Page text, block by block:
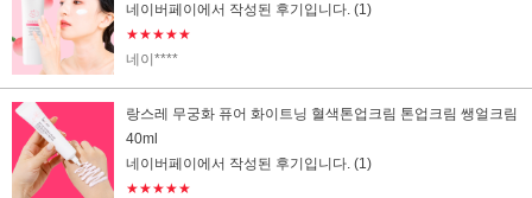
네이버페이에서 작성된 후기입니다. (1)
★★★★★
네이****
랑스레 무궁화 퓨어 화이트닝 혈색톤업크림 톤업크림 쌩얼크림
40ml
네이버페이에서 작성된 후기입니다. (1)
★★★★★